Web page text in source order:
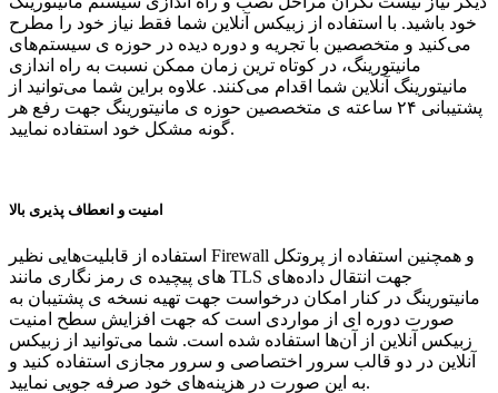
خود باشید. با استفاده از زبیکس آنلاین شما فقط نیاز خود را مطرح
می‌کنید و متخصصین با تجریه و دوره دیده در حوزه ی سیستم‌های
مانیتورینگ، در کوتاه ترین زمان ممکن نسبت به راه اندازی
مانیتورینگ آنلاین شما اقدام می‌کنند. علاوه براین شما می‌توانید از
پشتیبانی ۲۴ ساعته ی متخصصین حوزه ی مانیتورینگ جهت رفع هر
گونه مشکل خود استفاده نمایید.
امنیت و انعطاف پذیری بالا
استفاده از قابلیت‌هایی نظیر Firewall و همچنین استفاده از پروتکل
های پیچیده ی رمز نگاری مانند TLS جهت انتقال داده‌های
مانیتورینگ در کنار امکان درخواست جهت تهیه نسخه ی پشتیبان به
صورت دوره ای از مواردی است که جهت افزایش سطح امنیت
زبیکس آنلاین از آن‌ها استفاده شده است. شما می‌توانید از زبیکس
آنلاین در دو قالب سرور اختصاصی و سرور مجازی استفاده کنید و
به این صورت در هزینه‌های خود صرفه جویی نمایید.